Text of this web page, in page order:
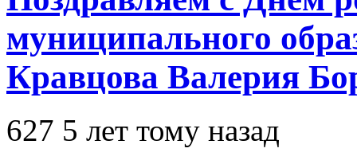
муниципального
Кравцова Валерия
627 5 лет тому назад